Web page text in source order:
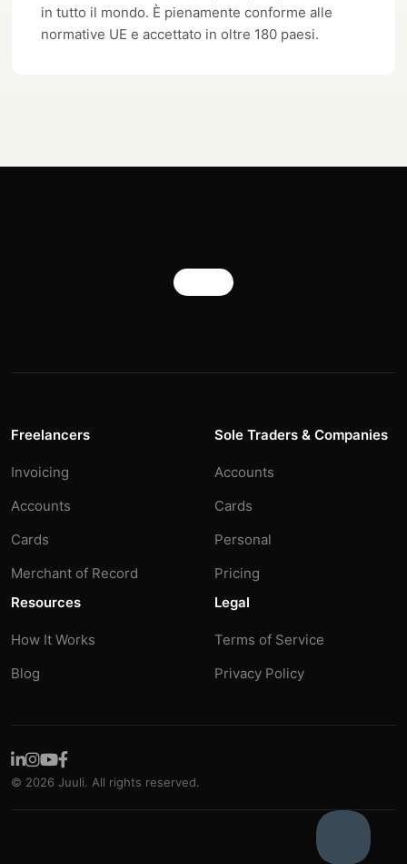
in tutto il mondo. È pienamente conforme alle
normative UE e accettato in oltre 180 paesi.
Freelancers
Invoicing
Accounts
Cards
Merchant of Record
Sole Traders & Companies
Accounts
Cards
Personal
Pricing
Resources
How It Works
Blog
Legal
Terms of Service
Privacy Policy
© 2026 Juuli. All rights reserved.